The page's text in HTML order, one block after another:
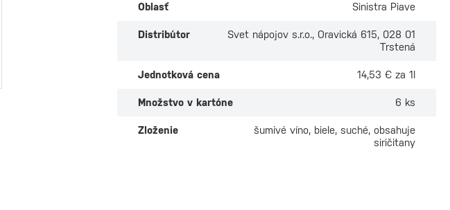
Hochriegl Spumante
7,90 €
Oblasť Sinistra Piave
Distribútor
Svet nápojov s.r.o., Oravická 615, 028 01
Trstená
Jednotková cena 14,53 € za 1l
Množstvo v kartóne 6 ks
Zloženie
šumivé víno, biele, suché, obsahuje
siričitany